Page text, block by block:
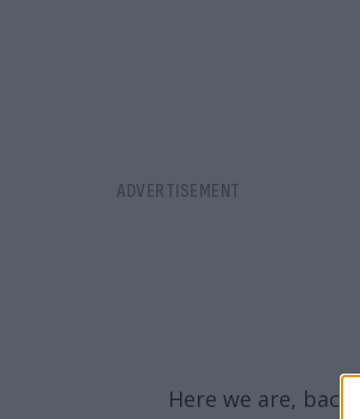
Here we are, back